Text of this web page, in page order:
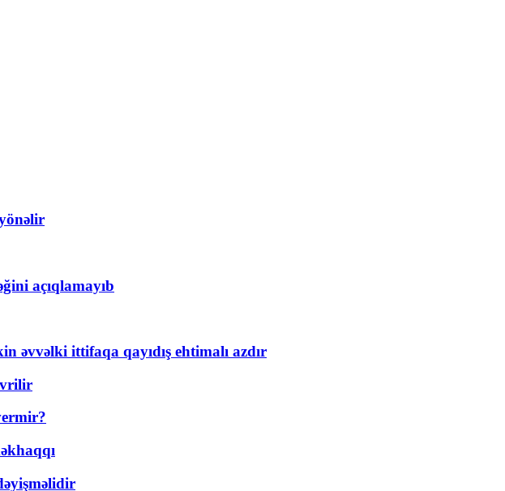
açıqlamayıb
əvvəlki ittifaqa qayıdış ehtimalı azdır